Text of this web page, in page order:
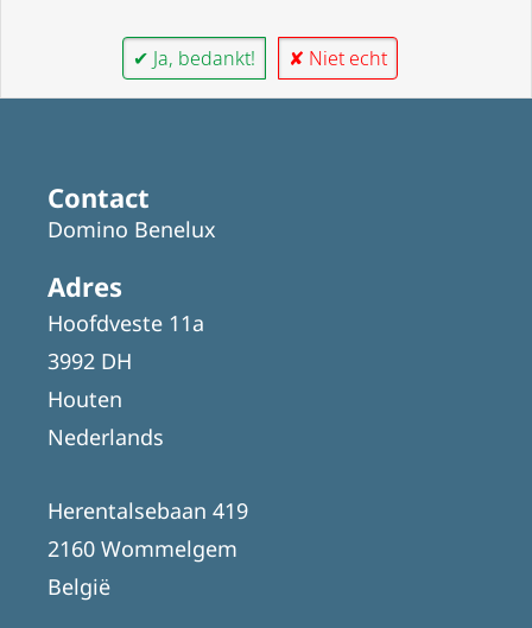
✔ Ja, bedankt! ✘ Niet echt
Contact
Domino Benelux
Adres
Hoofdveste 11a
3992 DH
Houten
Nederlands
Herentalsebaan 419
2160 Wommelgem
België